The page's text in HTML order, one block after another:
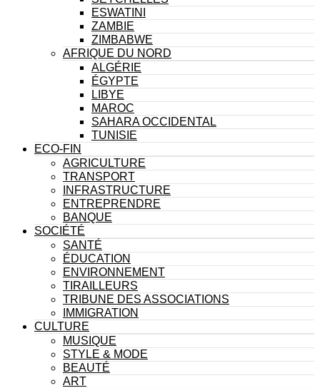
ESWATINI
ZAMBIE
ZIMBABWE
AFRIQUE DU NORD
ALGÉRIE
ÉGYPTE
LIBYE
MAROC
SAHARA OCCIDENTAL
TUNISIE
ECO-FIN
AGRICULTURE
TRANSPORT
INFRASTRUCTURE
ENTREPRENDRE
BANQUE
SOCIÉTÉ
SANTÉ
ÉDUCATION
ENVIRONNEMENT
TIRAILLEURS
TRIBUNE DES ASSOCIATIONS
IMMIGRATION
CULTURE
MUSIQUE
STYLE & MODE
BEAUTÉ
ART